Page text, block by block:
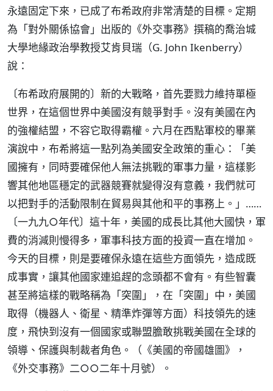
永遠固定下來，已成了布希政府非常清楚的目標。定期
為「對外關係協會」出版的《外交事務》撰稿的喬治城
大學地緣政治學教授艾肯貝瑞（G. John Ikenberry）
說：
〔布希政府展開的〕新的大戰略，首先要戮力維持單極
世界，在這個世界中美國沒有競爭對手。沒有美國在內
的強權結盟，不容它取得霸權。六月在西點軍校的畢業
演說中，布希將這一點列為美國安全政策的重心：「美
國擁有，同時要確保他人無法挑戰的軍事力量，這樣影
響其他地區穩定的武器競賽就變得沒有意義，我們就可
以把對手的活動限制在貿易與其他和平的事務上。」……
〔一九九○年代〕這十年，美國的成長比其他大國快，軍
費的消減則慢得多，軍事科技方面的投資一直在增加。
今天的目標，則是要確保永遠在這些方面領先，造成既
成事實，讓其他國家連追趕的念頭都不會有。有些智囊
甚至將這樣的戰略稱為「突圍」，在「突圍」中，美國
取得（機器人、衛星、精準炸彈等方面）科技領先的速
度，飛快到沒有一個國家或聯盟膽敢挑戰美國在全球的
領導、保護與制裁者角色。（《美國的帝國雄圖》，
《外交事務》二○○二年十月號）。